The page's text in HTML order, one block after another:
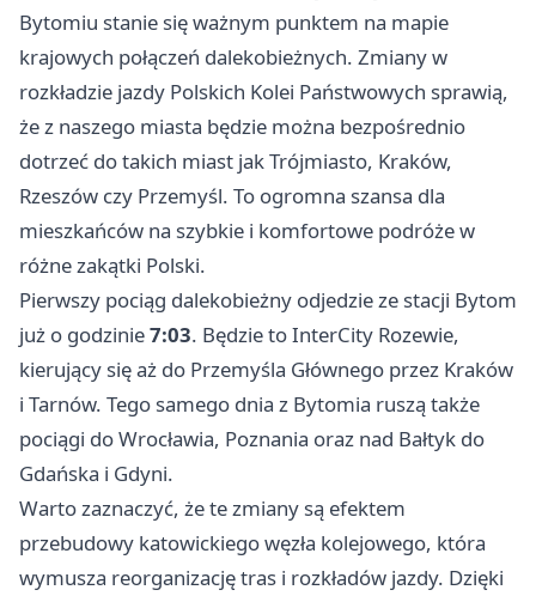
Bytomiu stanie się ważnym punktem na mapie
krajowych połączeń dalekobieżnych. Zmiany w
rozkładzie jazdy Polskich Kolei Państwowych sprawią,
że z naszego miasta będzie można bezpośrednio
dotrzeć do takich miast jak Trójmiasto, Kraków,
Rzeszów czy Przemyśl. To ogromna szansa dla
mieszkańców na szybkie i komfortowe podróże w
różne zakątki Polski.
Pierwszy pociąg dalekobieżny odjedzie ze stacji Bytom
już o godzinie7:03. Będzie to InterCity Rozewie,
kierujący się aż do Przemyśla Głównego przez Kraków
i Tarnów. Tego samego dnia z Bytomia ruszą także
pociągi do Wrocławia, Poznania oraz nad Bałtyk do
Gdańska i Gdyni.
Warto zaznaczyć, że te zmiany są efektem
przebudowy katowickiego węzła kolejowego, która
wymusza reorganizację tras i rozkładów jazdy. Dzięki